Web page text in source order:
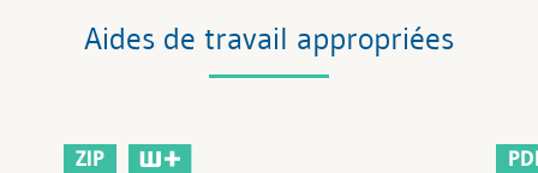
Aides de travail appropriées
ZIP